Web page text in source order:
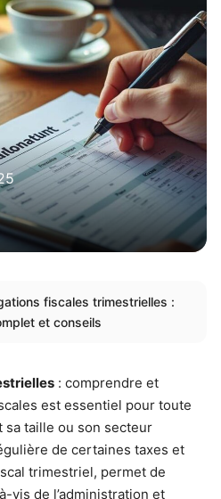
fiscales trimestrielles :
et conseils
: comprendre et
est essentiel pour toute
taille ou son secteur
de certaines taxes et
trimestriel, permet de
vis de l’administration et